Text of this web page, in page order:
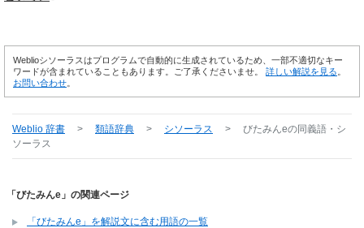
Weblioシソーラスはプログラムで自動的に生成されているため、一部不適切なキー
ワードが含まれていることもあります。ご了承くださいませ。 詳しい解説を見る
お問い合わせ
Weblio 辞書 > 類語辞典 > シソーラス > びたみんeの同義語・シ
ソーラス
「びたみんe」の関連ページ
「びたみんe」を解説文に含む用語の一覧